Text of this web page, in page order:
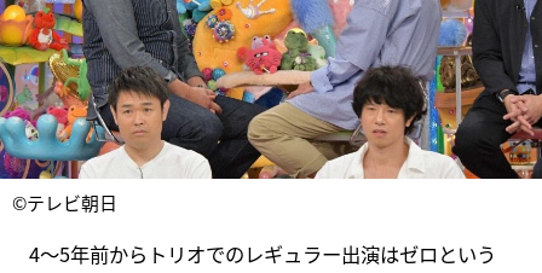
©テレビ朝日
4～5年前からトリオでのレギュラー出演はゼロという